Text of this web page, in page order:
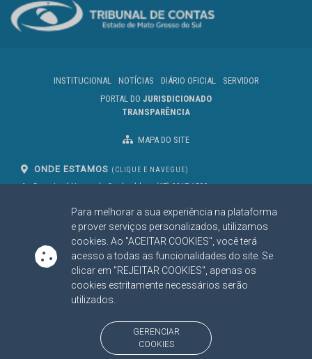
Para melhorar a sua experiência na plataforma
e prover serviços personalizados, utilizamos
cookies. Ao "ACEITAR COOKIES", você terá
acesso a todas as funcionalidades do site. Se
clicar em "REJEITAR COOKIES", apenas os
cookies estritamente necessários serão
utilizados.
GERENCIAR
COOKIES
INSTITUCIONAL NOTÍCIAS DIÁRIO OFICIAL
SERVIDOR
PORTAL DO JURISDICIONADO
TRANSPARÊNCIA
MAPA DO SITE
ONDE ESTAMOS (CLIQUE E NAVEGUE)
Av. Des. José Nunes da Cunha, bloco
Campo Grande/MS
CEP: 79031-310
(67) 3317-1500
SIGA NOSSAS REDES SOCIAIS
Linked InYoutube
Facebook
X
BAIXE NOSSO APLICATIVO